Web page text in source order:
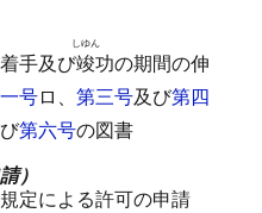
手及び竣
しゆん
功の期間の伸
号ロ、 第三号及び第四
第六号の図書
）
定による許可の申請